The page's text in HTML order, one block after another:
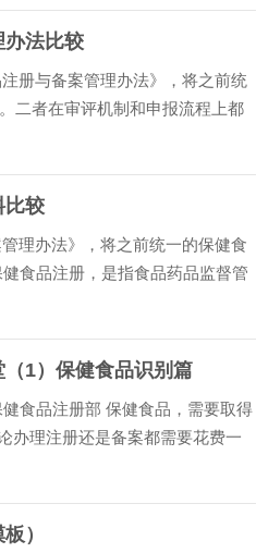
办法比较
册与备案管理办法》，将之前统
二者在审评机制和申报流程上都
案在……
比较
理办法》，将之前统一的保健食
食品注册，是指食品药品监督管
件……
1）保健食品识别篇
食品注册部 保健食品，需要取得
办理注册还是备案都需要花费一
己……
）